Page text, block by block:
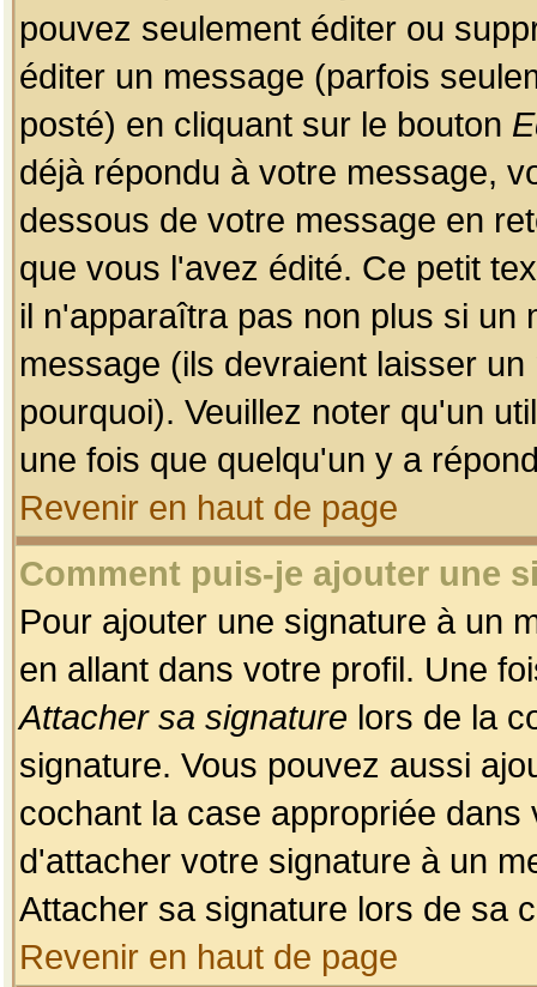
pouvez seulement éditer ou
éditer un message (parfois
posté) en cliquant sur le bouton
déjà répondu à votre message,
dessous de votre message en
que vous l'avez édité. Ce petit
il n'apparaîtra pas non plus si un
message (ils devraient laisser
pourquoi). Veuillez noter qu'un
une fois que quelqu'un y a
Revenir en haut de page
Comment puis-je ajouter une
Pour ajouter une signature à un
en allant dans votre profil. Une
Attacher sa signature lors de la
signature. Vous pouvez aussi
cochant la case appropriée
d'attacher votre signature à un
Attacher sa signature lors de sa
Revenir en haut de page